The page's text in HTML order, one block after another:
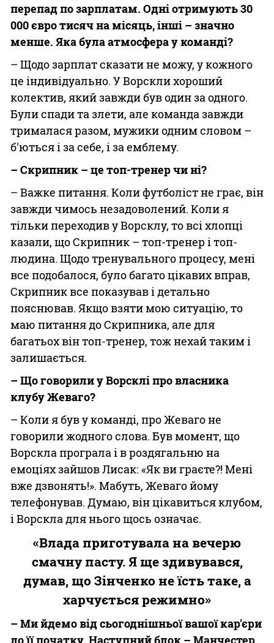
перепад по зарплатам. Одні отримують 30
000 євро тисяч на місяць, інші – значно
менше. Яка була атмосфера у команді?
– Щодо зарплат сказати не можу, у кожного
це індивідуально. У Ворскли хороший
колектив, який завжди був один за одного.
Були спади та злети, але команда завжди
трималася разом, мужики одним словом –
б'ються і за себе, і за емблему.
– Скрипник – це топ-тренер чи ні?
– Важке питання. Коли футболіст не грає, він
завжди чимось незадоволений. Коли я
тільки переходив у Ворсклу, то всі хлопці
казали, що Скрипник – топ-тренер і топ-
людина. Щодо тренувального процесу, мені
все подобалося, було багато цікавих вправ,
Скрипник все показував і детально
пояснював. Якщо взяти мою ситуацію, то
маю питання до Скрипника, але для
багатьох він топ-тренер, тож нехай таким і
залишається.
– Що говорили у Ворсклі про власника
клубу Жеваго?
– Коли я був у команді, про Жеваго не
говорили жодного слова. Був момент, що
Ворскла програла і в роздягальню на
емоціях зайшов Лисак: «Як ви граєте?! Мені
вже дзвонять!». Мабуть, Жеваго йому
телефонував. Думаю, він цікавиться клубом,
і Ворскла для нього щось означає.
«Влада приготувала на вечерю
смачну пасту. Я ще здивувався,
думав, що Зінченко не їсть таке, а
харчується режимно»
– Ми йдемо від сьогоднішньої вашої кар'єри
до її початку. Наступний блок – Манчестер